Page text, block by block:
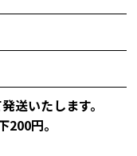
送いたします。
円。